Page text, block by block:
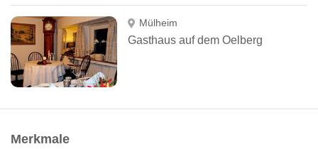
Mülheim
Gasthaus auf dem Oelberg
Merkmale